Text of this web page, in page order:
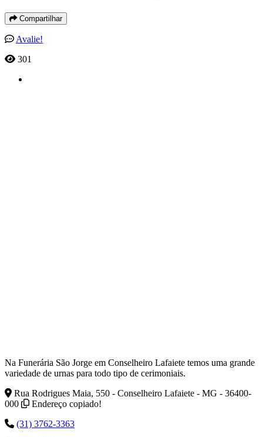
Compartilhar
Avalie!
301
Na Funerária São Jorge em Conselheiro Lafaiete temos uma grande
variedade de urnas para todo tipo de cerimoniais.
Rua Rodrigues Maia, 550 - Conselheiro Lafaiete - MG - 36400-
000
Endereço copiado!
(31) 3762-3363